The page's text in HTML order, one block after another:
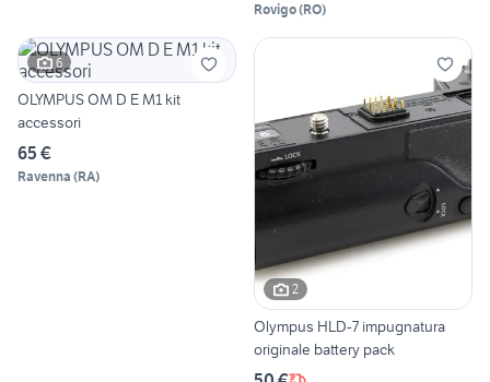
Rovigo(RO)
6
OLYMPUS OM D E M1 kit
accessori
65 €
Ravenna (RA)
2
Olympus HLD-7 impugnatura
originale battery pack